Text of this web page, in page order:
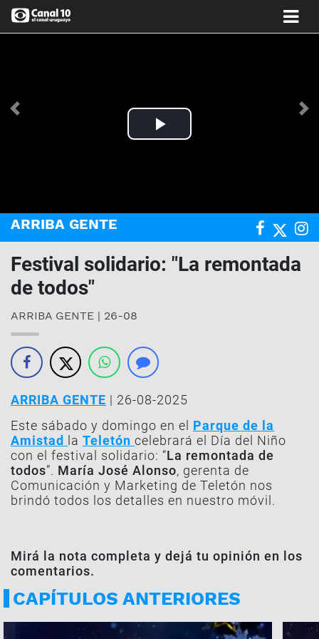
Play
Anterior
ARRIBA GENTE
Festival solidario: "La remontada
de todos"
ARRIBA GENTE | 26-08
ARRIBA GENTE | 26-08-2025
Este sábado y domingo en el Parque de la
Amistad
la Teletón celebrará el Día del Niño
con el festival solidario: “La remontada de
todos”. María José Alonso, gerenta de
Comunicación y Marketing de Teletón nos
brindó todos los detalles en nuestro móvil.
Mirá la nota completa y dejá tu opinión en los
comentarios.
CAPÍTULOS ANTERIORES